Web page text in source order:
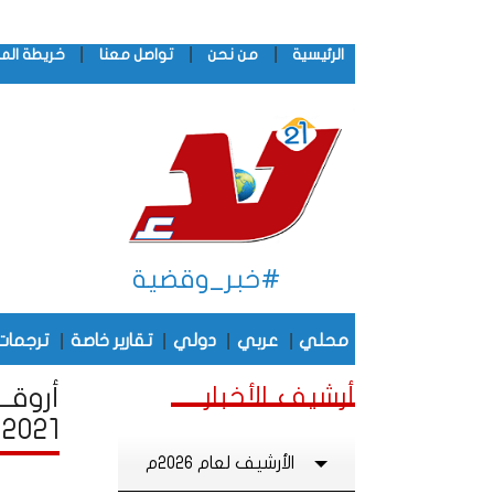
الرئيسية من نحن تواصل معنا خريطة
#خبر_وقضية
محلي عربي دولي تقارير خاصة
2021
أرشيف الأخبار
الأرشيف لعام 2026م